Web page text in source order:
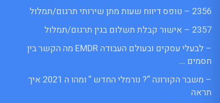
2356 – טופס דיווח שעות מתן שירותי תרגום/תמלול
2357 – אישור קבלת תשלום בגין תרגום/תמלול
– לבעלי עסקים ובעולם העבודה EMDR מה הקשר בין
חסמים …
– משבר הקורונה “? נורמלי החדש ” ומהו ה 2021 איך
תראה